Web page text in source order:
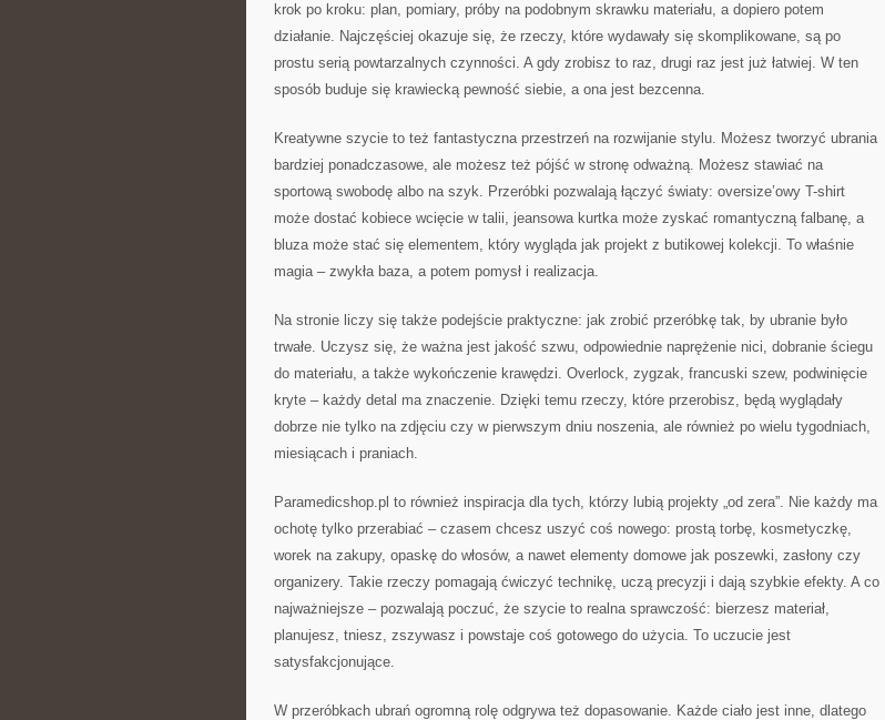
krok po kroku: plan, pomiary, próby na podobnym skrawku materiału, a dopiero potem
działanie. Najczęściej okazuje się, że rzeczy, które wydawały się skomplikowane, są po
prostu serią powtarzalnych czynności. A gdy zrobisz to raz, drugi raz jest już łatwiej. W ten
sposób buduje się krawiecką pewność siebie, a ona jest bezcenna.
Kreatywne szycie to też fantastyczna przestrzeń na rozwijanie stylu. Możesz tworzyć ubrania
bardziej ponadczasowe, ale możesz też pójść w stronę odważną. Możesz stawiać na
sportową swobodę albo na szyk. Przeróbki pozwalają łączyć światy: oversize’owy T-shirt
może dostać kobiece wcięcie w talii, jeansowa kurtka może zyskać romantyczną falbanę, a
bluza może stać się elementem, który wygląda jak projekt z butikowej kolekcji. To właśnie
magia – zwykła baza, a potem pomysł i realizacja.
Na stronie liczy się także podejście praktyczne: jak zrobić przeróbkę tak, by ubranie było
trwałe. Uczysz się, że ważna jest jakość szwu, odpowiednie naprężenie nici, dobranie ściegu
do materiału, a także wykończenie krawędzi. Overlock, zygzak, francuski szew, podwinięcie
kryte – każdy detal ma znaczenie. Dzięki temu rzeczy, które przerobisz, będą wyglądały
dobrze nie tylko na zdjęciu czy w pierwszym dniu noszenia, ale również po wielu tygodniach,
miesiącach i praniach.
Paramedicshop.pl to również inspiracja dla tych, którzy lubią projekty „od zera”. Nie każdy ma
ochotę tylko przerabiać – czasem chcesz uszyć coś nowego: prostą torbę, kosmetyczkę,
worek na zakupy, opaskę do włosów, a nawet elementy domowe jak poszewki, zasłony czy
organizery. Takie rzeczy pomagają ćwiczyć technikę, uczą precyzji i dają szybkie efekty. A co
najważniejsze – pozwalają poczuć, że szycie to realna sprawczość: bierzesz materiał,
planujesz, tniesz, zszywasz i powstaje coś gotowego do użycia. To uczucie jest
satysfakcjonujące.
W przeróbkach ubrań ogromną rolę odgrywa też dopasowanie. Każde ciało jest inne, dlatego